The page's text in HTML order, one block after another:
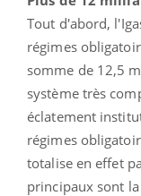
Tout d'abord,
régimes
somme de 12,5
système très
éclatement
régimes
totalise en effet
principaux sont la